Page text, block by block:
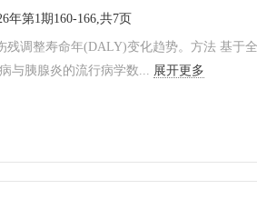
年第1期160-166,共7页
残调整寿命年(DALY)变化趋势。方法 基于
与胰腺炎的流行病学数... 展开更多